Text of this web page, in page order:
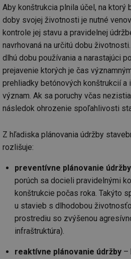
Aby konštrukcia plnila účel, na ktorý
doby svojej životnosti je nutné
kontrole jej stavu a pravidelnej
navrhovaná na určitú dobu
dlhú dobu používania a narastajúci
prejavenie ktorých je čas
prehliadky betónových konštrukcií
význam. Ak sa poruchy včas
následok ohrozenie spoľahlivosti
Z hľadiska plánovania údržby
rozlišuje:
preventívne plánovanie údržby
porúch sa docieli pravidelnými
konštrukcie počas roka. Takýto
u stavieb s dlhodobou
prostrediu so zvýšenou
infraštruktúra).
reaktívne plánovanie údržby –